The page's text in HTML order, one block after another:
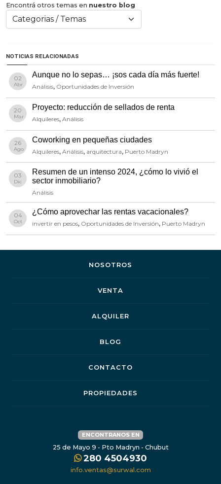
Encontrá otros temas en nuestro blog
NOTICIAS RELACIONADAS
02
Abr
Aunque no lo sepas… ¡sos cada día más fuerte!
Análisis, Oportunidades de Inversión
20
Mar
Proyecto: reducción de sellados de renta
Alquileres,Análisis
26
Ago
Coworking en pequeñas ciudades
Alquileres,Análisis, arquitectura, Puerto Madryn
03
Dic
Resumen de un intenso 2024, ¿cómo lo vivió el
sector inmobiliario?
Análisis
04
Oct
¿Cómo aprovechar las rentas vacacionales?
invertir en pesos, Oportunidades de Inversión, Puerto Madryn
NOSOTROS
VENTA
ALQUILER
BLOG
CONTACTO
PROPIEDADES
ENCONTRANOS EN
25 de Mayo 9 - Pto Madryn - Chubut
280 4504930
info.ventas@surwal.com